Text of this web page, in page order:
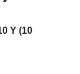
Y (10